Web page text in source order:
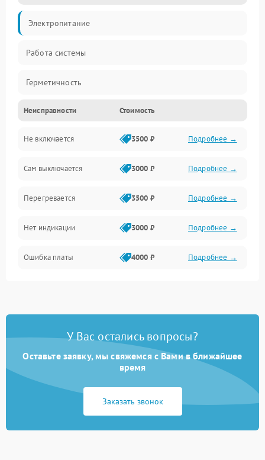
Электропитание
Работа системы
Герметичность
Механика
Неисправности Стоимость
Не включается 3500 ₽ Подробнее →
Сам выключается 3000 ₽ Подробнее →
Перегревается 3500 ₽ Подробнее →
Нет индикации 3000 ₽ Подробнее →
Ошибка платы 4000 ₽ Подробнее →
У Вас остались вопросы?
Оставьте заявку, мы свяжемся с Вами в ближайшее
время
Заказать звонок